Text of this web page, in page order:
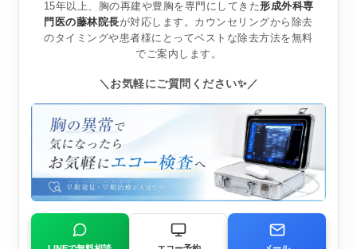
15年以上、胸の再建や豊胸を専門にしてきた形成外科専
門医の藤林院長が対応します。カウンセリングから除去
のタイミングや患者様にとってベストな除去方法を無料
でご案内します。
＼お気軽にご質問ください✨／